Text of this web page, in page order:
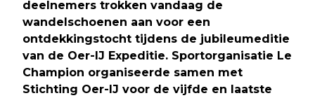
deelnemers trokken vandaag de
wandelschoenen aan voor een
ontdekkingstocht tijdens de jubileumeditie
van de Oer-IJ Expeditie. Sportorganisatie Le
Champion organiseerde samen met
Stichting Oer-IJ voor de vijfde en laatste